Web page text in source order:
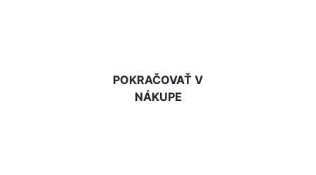
POKRAČOVAŤ V
NÁKUPE